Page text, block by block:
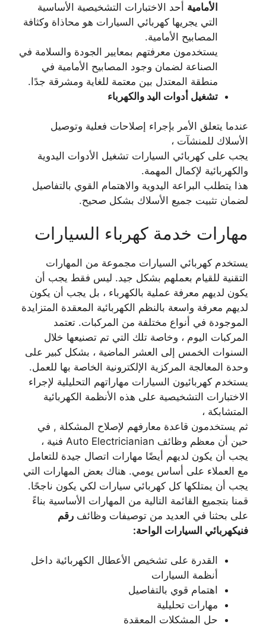
الأمامية أحد الاختبارات التشخيصية الأساسية
التي يجريها كهربائي السيارات هو محاذاة وكثافة
المصابيح الأمامية.
يستخدمون معرفتهم بمعايير الجودة والسلامة في
الصناعة لضمان وجود المصابيح الأمامية في
منطقة المعتدل بين معتمة للغاية ومشرقة جدًا.
تشغيل أدوات اليد والكهرباء
عندما يتعلق الأمر بإجراء إصلاحات فعلية وتوصيل
الأسلاك للمنشآت ،
يجب على كهربائي السيارات تشغيل الأدوات اليدوية
والكهربائية لإكمال المهمة.
هذا يتطلب البراعة اليدوية والاهتمام القوي بالتفاصيل
لضمان تثبيت جميع الأسلاك بشكل صحيح.
مهارات خدمة كهرباء السيارات
يستخدم كهربائي السيارات مجموعة من المهارات
التقنية للقيام بعملهم بشكل جيد. ليس فقط يجب أن
يكون لديهم معرفة عملية بالكهرباء ، بل يجب أن يكون
لديهم معرفة واسعة بالنظم الكهربائية المعقدة المتزايدة
الموجودة في أنواع مختلفة من المركبات. تعتمد
المركبات اليوم ، وخاصة تلك التي تم تصنيعها خلال
السنوات الخمس إلى العشر الماضية ، بشكل كبير على
وحدة المعالجة المركزية الإلكترونية الخاصة بها للعمل.
يستخدم كهربائيون السيارات مهاراتهم التحليلية لإجراء
الاختبارات التشخيصية على هذه الأنظمة الكهربائية
المتشابكة ،
ثم يستخدمون قاعدة معارفهم لإصلاح المشكلة , في
حين أن معظم وظائف Auto Electricianian فنية ،
يجب أن يكون لديهم أيضًا مهارات اتصال جيدة للتعامل
مع العملاء على أساس يومي. هناك بعض المهارات التي
يجب أن يمتلكها كل كهربائي سيارات لكي يكون ناجحًا.
قمنا بتجميع القائمة التالية من المهارات الأساسية بناءً
على بحثنا في العديد من توصيفات وظائف رقم
فنيكهربائي السيارات الواحة:
القدرة على تشخيص الأعطال الكهربائية داخل
أنظمة السيارات
اهتمام قوي بالتفاصيل
مهارات تحليلية
حل المشكلات المعقدة